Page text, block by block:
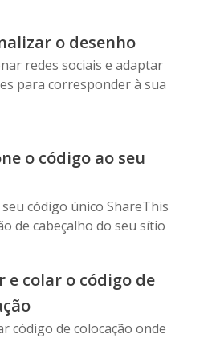
Blogger Snapchat
Buffer
o desenho
redes sociais e adaptar
para corresponder à sua
o código ao seu
código único ShareThis
de cabeçalho do seu sítio
e colar o código de
código de colocação onde